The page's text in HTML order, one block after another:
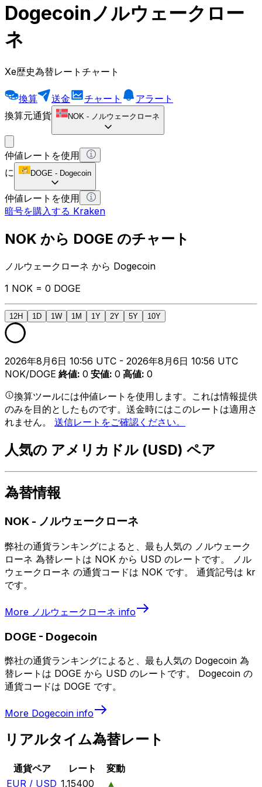
Dogecoinノルウェークロー
ネ
Xe歴史為替レートチャート
換算 送金 チャート
アラート
換算元通貨
NOK - ノルウェークローネ
仲値レートを使用
に
DOGE - Dogecoin
仲値レートを使用
暗号を購入する Kraken
NOK から DOGE のチャート
ノルウェークローネ から Dogecoin
1 NOK = 0 DOGE
12H 1D 1W 1M 1Y 2Y 5Y 10Y
2026年8月6日 10:56 UTC - 2026年8月6日 10:56 UTC
NOK/DOGE 終値: 0 安値: 0 高値: 0
換算ツールには仲値レートを使用します。これは情報提供
のみを目的としたものです。送金時にはこのレートは適用さ
れません。 送信レートをご確認ください。
人気の アメリカドル (USD) ペア
為替情報
NOK - ノルウェークローネ
弊社の通貨ランキングによると、最も人気の ノルウェーク
ローネ 為替レートは NOK から USD のレートです。 ノル
ウェークローネ の通貨コードは NOK です。 通貨記号は kr
です。
More ノルウェークローネ info
DOGE - Dogecoin
弊社の通貨ランキングによると、最も人気の Dogecoin 為
替レートは DOGE から USD のレートです。 Dogecoin の
通貨コードは DOGE です。
More Dogecoin info
リアルタイム為替レート
通貨ペア レート
変動
EUR / USD 1.15400
▲